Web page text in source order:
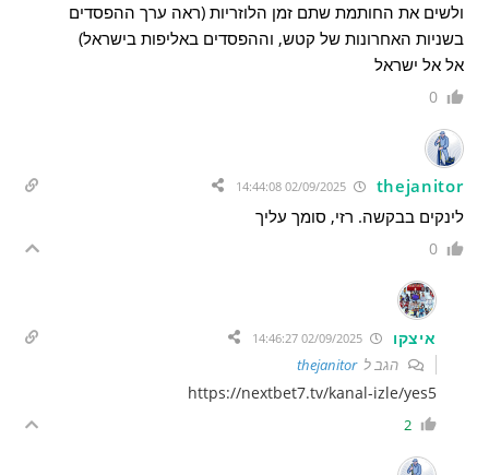
ולשים את החותמת שתם זמן הלוזריות (ראה ערך ההפסדים
בשניות האחרונות של קטש, וההפסדים באליפות בישראל)
אל אל ישראל
0
thejanitor
02/09/2025 14:44:08
לינקים בבקשה. רזי, סומך עליך
0
איצקו
הגב לthejanitor
https://nextbet7.tv/kanal-izle/yes5
2